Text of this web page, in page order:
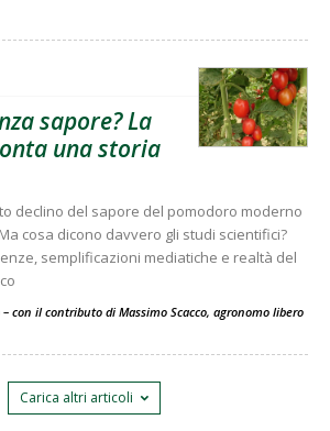
sapore? La
una storia
declino del sapore del pomodoro moderno
cosa dicono davvero gli studi scientifici?
semplificazioni mediatiche e realtà del
con il contributo di Massimo Scacco, agronomo libero
Carica altri articoli